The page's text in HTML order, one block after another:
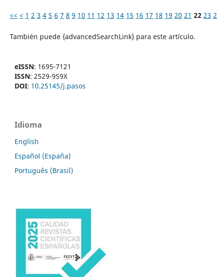
<< < 1 2 3 4 5 6 7 8 9 10 11 12 13 14 15 16 17 18 19 20 21 22 23
También puede {advancedSearchLink} para este artículo.
eISSN: 1695-7121
ISSN: 2529-959X
DOI: 10.25145/j.pasos
Idioma
English
Español (España)
Português (Brasil)